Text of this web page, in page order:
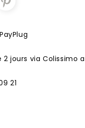
2 jours via Colissimo
21